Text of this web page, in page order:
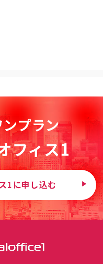
プラン
フィス1
1に申し込む